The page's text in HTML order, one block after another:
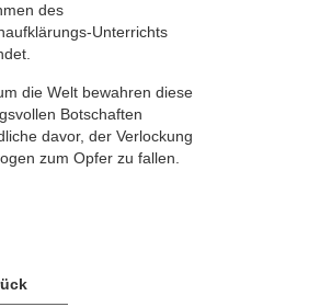
des
Unterrichts
die Welt bewahren diese
Botschaften
davor, der Verlockung
zum Opfer zu fallen.